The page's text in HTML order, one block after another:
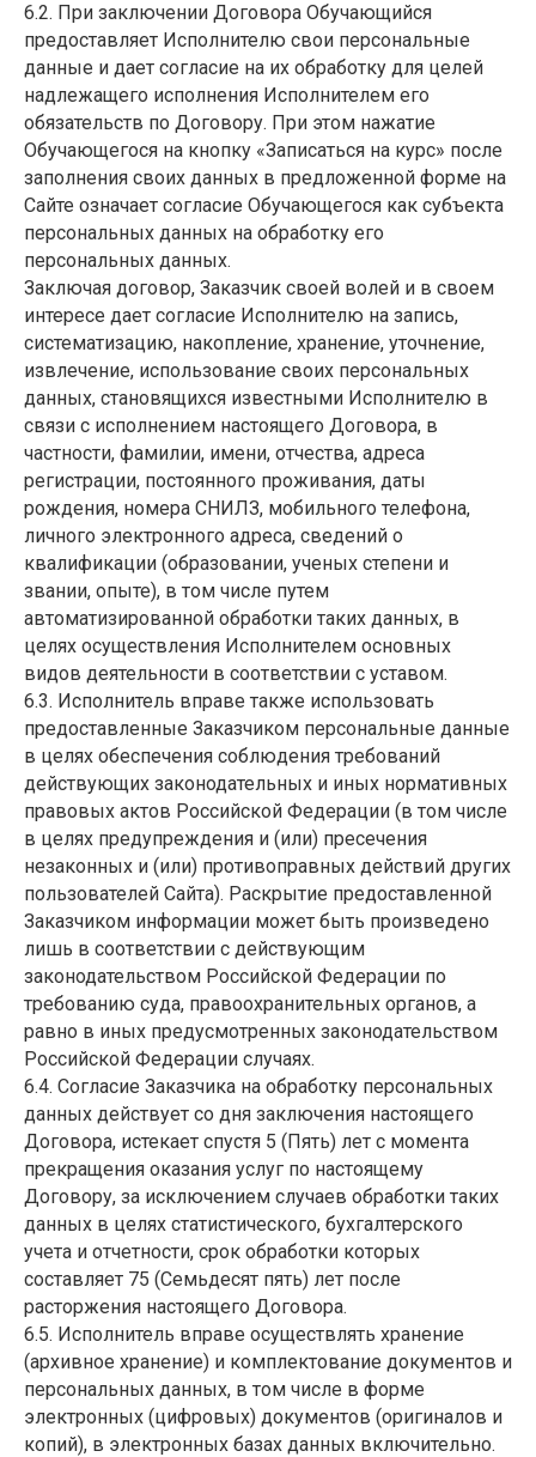
6.2. При заключении Договора Обучающийся
предоставляет Исполнителю свои персональные
данные и дает согласие на их обработку для целей
надлежащего исполнения Исполнителем его
обязательств по Договору. При этом нажатие
Обучающегося на кнопку «Записаться на курс» после
заполнения своих данных в предложенной форме на
Сайте означает согласие Обучающегося как субъекта
персональных данных на обработку его
персональных данных.
Заключая договор, Заказчик своей волей и в своем
интересе дает согласие Исполнителю на запись,
систематизацию, накопление, хранение, уточнение,
извлечение, использование своих персональных
данных, становящихся известными Исполнителю в
связи с исполнением настоящего Договора, в
частности, фамилии, имени, отчества, адреса
регистрации, постоянного проживания, даты
рождения, номера СНИЛЗ, мобильного телефона,
личного электронного адреса, сведений о
квалификации (образовании, ученых степени и
звании, опыте), в том числе путем
автоматизированной обработки таких данных, в
целях осуществления Исполнителем основных
видов деятельности в соответствии с уставом.
6.3. Исполнитель вправе также использовать
предоставленные Заказчиком персональные данные
в целях обеспечения соблюдения требований
действующих законодательных и иных нормативных
правовых актов Российской Федерации (в том числе
в целях предупреждения и (или) пресечения
незаконных и (или) противоправных действий других
пользователей Сайта). Раскрытие предоставленной
Заказчиком информации может быть произведено
лишь в соответствии с действующим
законодательством Российской Федерации по
требованию суда, правоохранительных органов, а
равно в иных предусмотренных законодательством
Российской Федерации случаях.
6.4. Согласие Заказчика на обработку персональных
данных действует со дня заключения настоящего
Договора, истекает спустя 5 (Пять) лет с момента
прекращения оказания услуг по настоящему
Договору, за исключением случаев обработки таких
данных в целях статистического, бухгалтерского
учета и отчетности, срок обработки которых
составляет 75 (Семьдесят пять) лет после
расторжения настоящего Договора.
6.5. Исполнитель вправе осуществлять хранение
(архивное хранение) и комплектование документов и
персональных данных, в том числе в форме
электронных (цифровых) документов (оригиналов и
копий), в электронных базах данных включительно.